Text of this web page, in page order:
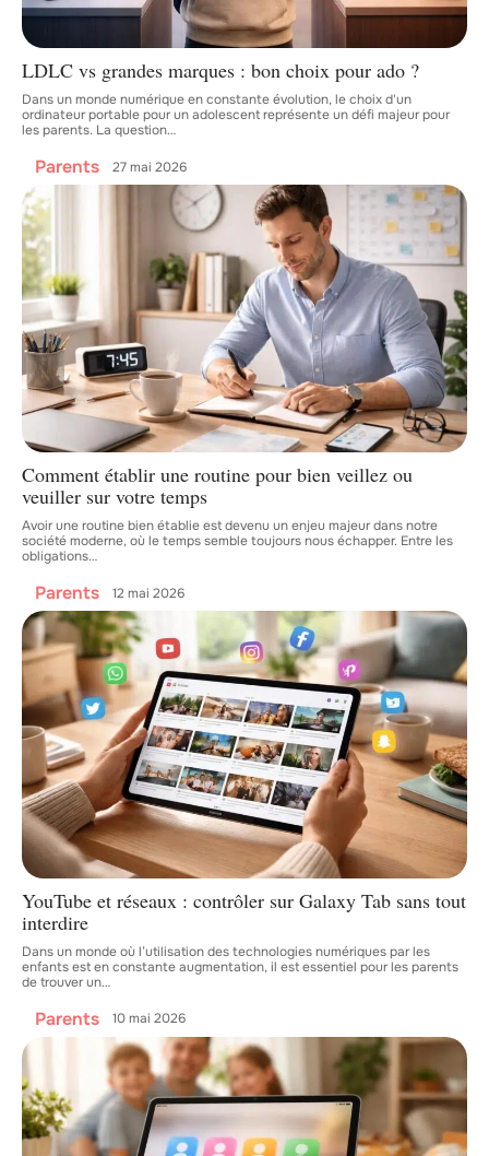
LDLC vs grandes marques : bon choix pour ado ?
Dans un monde numérique en constante évolution, le choix d'un
ordinateur portable pour un adolescent représente un défi majeur pour
les parents. La question…
Parents 27 mai 2026
Comment établir une routine pour bien veillez ou
veuiller sur votre temps
Avoir une routine bien établie est devenu un enjeu majeur dans notre
société moderne, où le temps semble toujours nous échapper. Entre les
obligations…
Parents 12 mai 2026
YouTube et réseaux : contrôler sur Galaxy Tab sans tout
interdire
Dans un monde où l’utilisation des technologies numériques par les
enfants est en constante augmentation, il est essentiel pour les parents
de trouver un…
Parents 10 mai 2026